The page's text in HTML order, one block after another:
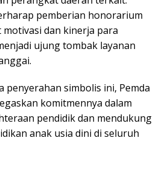
pemberian honorarium
dan kinerja para
ujung tombak layanan
penyerahan simbolis ini, Pemda
komitmennya dalam
pendidik dan mendukung
anak usia dini di seluruh